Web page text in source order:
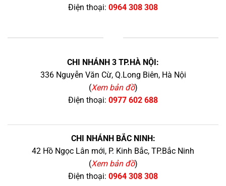
Điện thoại: 0964 308 308
CHI NHÁNH 3 TP.HÀ NỘI:
336 Nguyễn Văn Cừ, Q.Long Biên, Hà Nội
(Xem bản đồ)
Điện thoại: 0977 602 688
CHI NHÁNH BẮC NINH:
42 Hồ Ngọc Lân mới, P. Kinh Bắc, TP.Bắc Ninh
(Xem bản đồ)
Điện thoại: 0964 308 308